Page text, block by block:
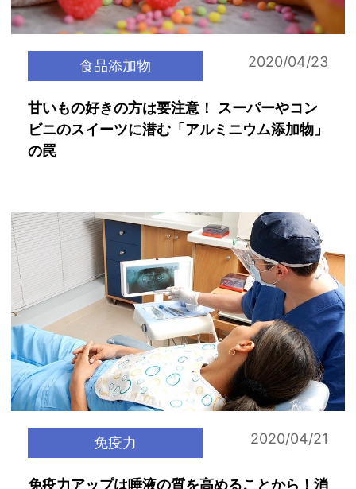
食品添加物 2020/04/23
甘いもの好きの方は要注意！ スーパーやコン
ビニのスイーツに潜む「アルミニウム添加物」
の罠
免疫力 2020/04/21
免疫力アップは唾液の質を高めることから！消